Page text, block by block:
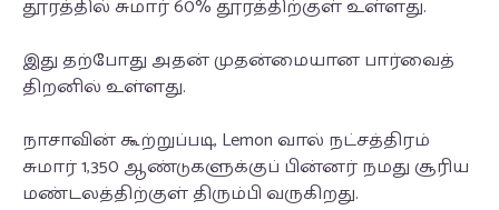
தூரத்தில் சுமார் 60% தூரத்திற்குள் உள்ளது.
இது தற்போது அதன் முதன்மையான பார்வைத்
திறனில் உள்ளது.
நாசாவின் கூற்றுப்படி, Lemon வால் நட்சத்திரம்
சுமார் 1,350 ஆண்டுகளுக்குப் பின்னர் நமது சூரிய
மண்டலத்திற்குள் திரும்பி வருகிறது.